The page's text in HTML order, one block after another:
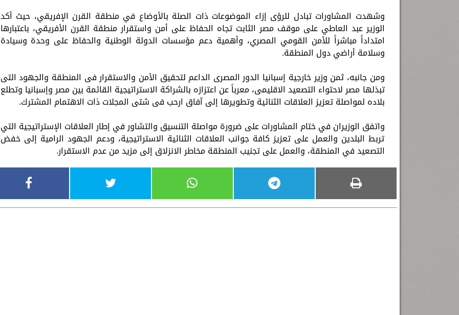
وشهدت المشاورات تبادل للرؤى إزاء الموضوعات ذات الصلة بالأوضاع في منطقة القرن الإفريقي، حيث أكد
الوزير عبد العاطي على موقف مصر الثابت تجاه الحفاظ على أمن واستقرار منطقة القرن الأفريقي، باعتبارها
امتداداً مباشراً للأمن القومي المصري، وأهمية دعم مؤسسات الدولة الوطنية والحفاظ على وحدة وسيادة
وسلامة أراضي دول المنطقة.
ومن جانبه، ثمن وزير خارجية إسبانيا الدور المصرى الداعم لتحقيق الأمن والاستقرار فى المنطقة والجهود التى
تبذلها مصر لاحتواء التصعيد الاقليمى، معرباً عن اعتزازه بالشراكة الاستراتيجية القائمة بين مصر وإسبانيا وتطلع
بلاده لمواصلة تعزيز العلاقات الثنائية وتطويرها إلى آفاق ارحب فى شتى المجلات ذات الاهتمام المشترك.
واتفق الوزيران في ختام المشاورات على ضرورة مواصلة التنسيق والتشاور في إطار العلاقات الإستراتيجية التي
تربط البلدين والعمل على تعزيز كافة جوانب العلاقات الثنائية الاستراتيجية، ودعم الجهود الرامية إلى خفض
التصعيد في المنطقة، والعمل على تجنيب المنطقة مخاطر الانزلاق إلى مزيد من عدم الاستقرار.